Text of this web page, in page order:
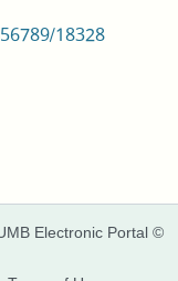
18328
Electronic Portal ©